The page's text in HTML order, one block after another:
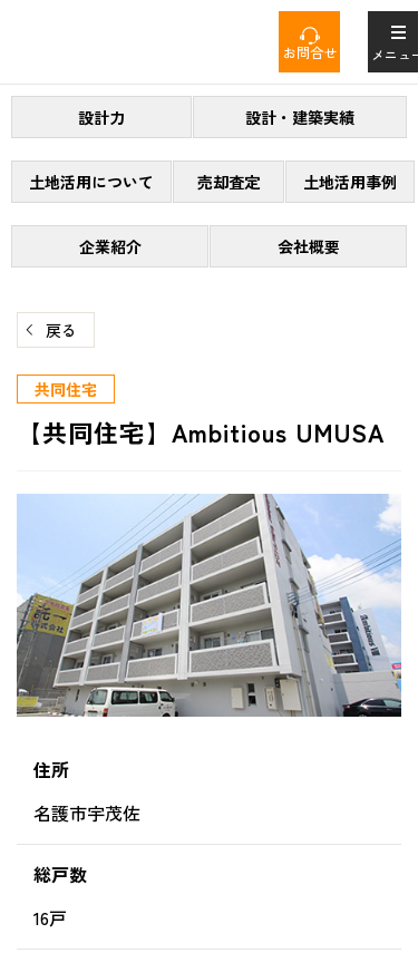
ン
キ
プ
お問合せ メニュー
設計力 設計・建築実績
土地活用について 売却査定 土地活用事例
企業紹介 会社概要
戻る
共同住宅
【共同住宅】Ambitious UMUSA
住所
名護市宇茂佐
総戸数
16戸